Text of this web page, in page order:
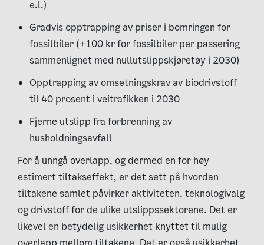
e.l.)
Gradvis opptrapping av priser i bomringen for
fossilbiler (+100 kr for fossilbiler per passering
sammenlignet med nullutslippskjøretøy i 2030)
Opptrapping av omsetningskrav av biodrivstoff
til 40 prosent i veitrafikken i 2030
Fjerne utslipp fra forbrenning av
husholdningsavfall
For å unngå overlapp, og dermed en for høy
estimert tiltakseffekt, er det sett på hvordan
tiltakene samlet påvirker aktiviteten, teknologivalg
og drivstoff for de ulike utslippssektorene. Det er
likevel en betydelig usikkerhet knyttet til mulig